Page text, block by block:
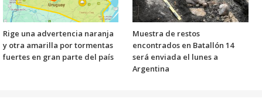
Rige una advertencia naranja
y otra amarilla por tormentas
fuertes en gran parte del país
Muestra de restos
encontrados en Batallón 14
será enviada el lunes a
Argentina